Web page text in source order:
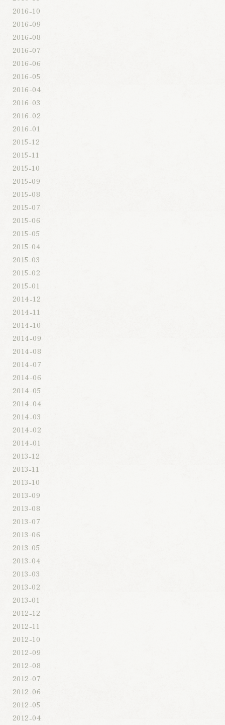
2016-10
2016-09
2016-08
2016-07
2016-06
2016-05
2016-04
2016-03
2016-02
2016-01
2015-12
2015-11
2015-10
2015-09
2015-08
2015-07
2015-06
2015-05
2015-04
2015-03
2015-02
2015-01
2014-12
2014-11
2014-10
2014-09
2014-08
2014-07
2014-06
2014-05
2014-04
2014-03
2014-02
2014-01
2013-12
2013-11
2013-10
2013-09
2013-08
2013-07
2013-06
2013-05
2013-04
2013-03
2013-02
2013-01
2012-12
2012-11
2012-10
2012-09
2012-08
2012-07
2012-06
2012-05
2012-04